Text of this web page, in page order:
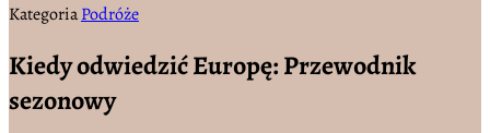
KategoriaPodróże
Kiedy odwiedzić Europę: Przewodnik
sezonowy